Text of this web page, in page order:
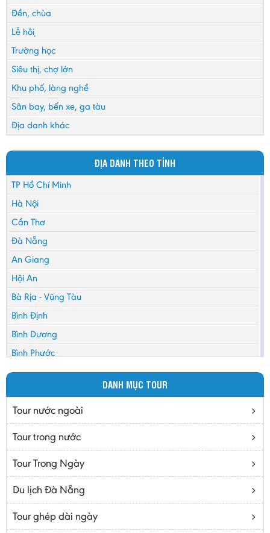
Đền, chùa
Lễ hội
Trường học
Siêu thị, chợ lớn
Khu phố, làng nghề
Sân bay, bến xe, ga tàu
Địa danh khác
ĐỊA DANH THEO TỈNH
TP Hồ Chí Minh
Hà Nội
Cần Thơ
Đà Nẵng
An Giang
Hội An
Bà Rịa - Vũng Tàu
Bình Định
Bình Dương
Bình Phước
Bình Thuận
Bắc Giang
Bắc Ninh
Bến Tre
Cà mau
Cao Bằng
Daknông
DANH MỤC TOUR
Tour nước ngoài
Tour trong nước
Tour Trong Ngày
Du lịch Đà Nẵng
Tour ghép dài ngày